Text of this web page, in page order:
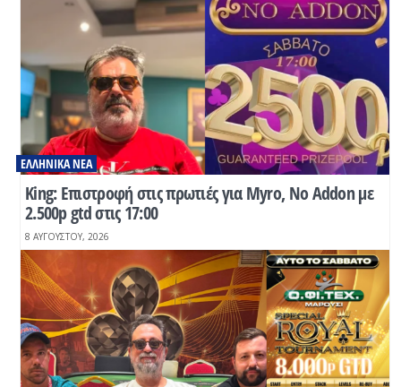
Κing: Επιστροφή στις πρωτιές για Myro, No Addon με
2.500p gtd στις 17:00
ΕΛΛΗΝΙΚΆ ΝΈΑ
8 ΑΥΓΟΎΣΤΟΥ, 2026